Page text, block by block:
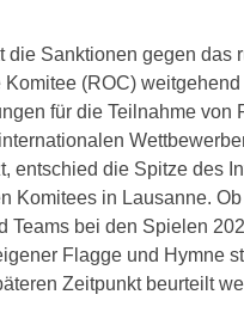
die Sanktionen gegen das
Komitee (ROC)
für die Teilnahme von
entschied die Spitze des
Komitees in Lausanne.
Teams bei den Spielen
Flagge und Hymne
Zeitpunkt beurteilt